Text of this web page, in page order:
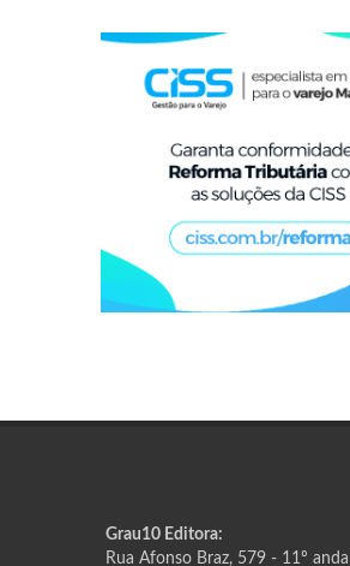
Grau10 Editora:
Rua Afonso Braz, 579 - 11º